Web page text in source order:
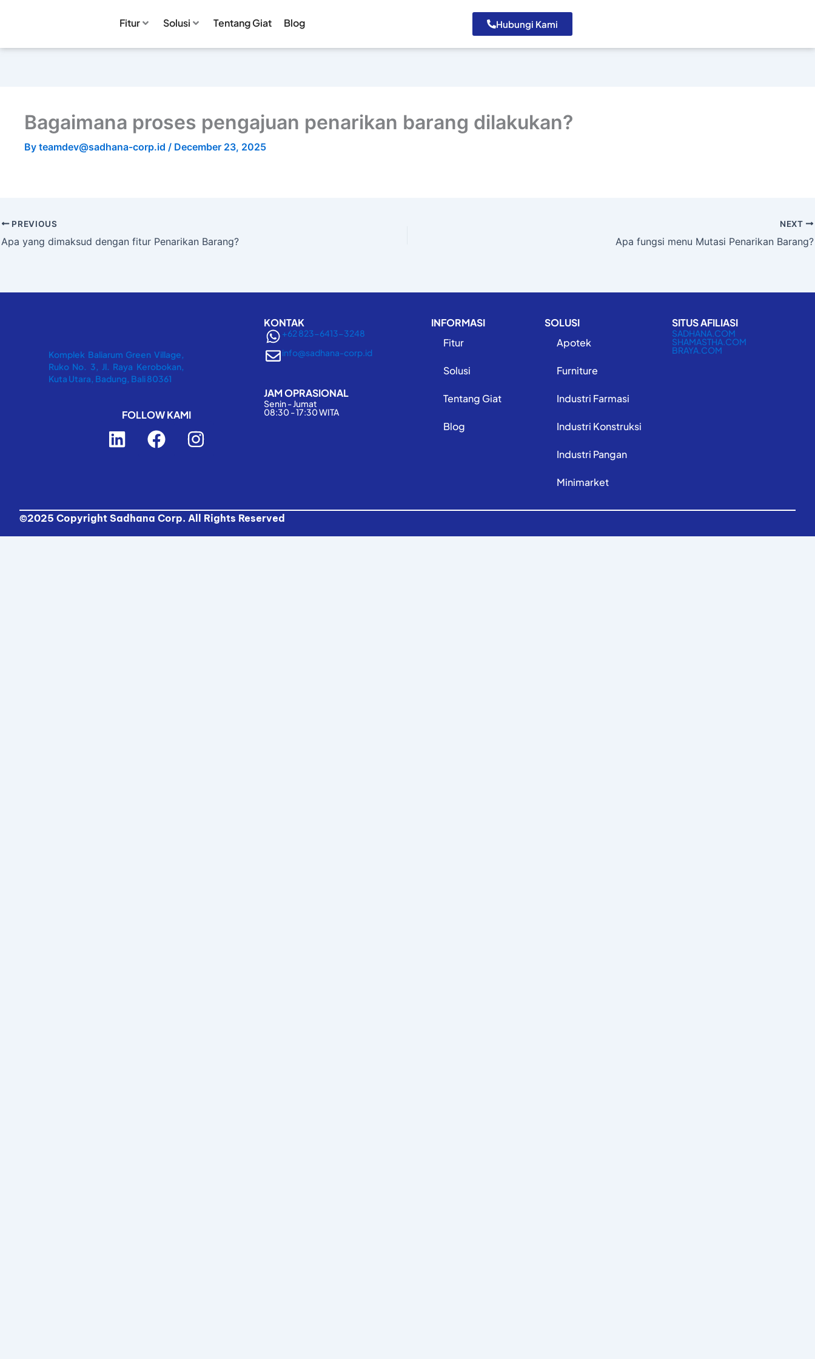
Fitur Solusi Tentang Giat Blog Hubungi Kami
Bagaimana proses pengajuan penarikan barang dilakukan?
By teamdev@sadhana-corp.id / December 23, 2025
PREVIOUS
Apa yang dimaksud dengan fitur Penarikan Barang?
NEXT
Apa fungsi menu Mutasi Penarikan Barang?
Komplek Baliarum Green Village,
Ruko No. 3, Jl. Raya Kerobokan,
Kuta Utara, Badung, Bali 80361
FOLLOW KAMI
L
i
d
i
F
a
o
o
I
n
g
r
KONTAK
+62 823-6413-3248
info@sadhana-corp.id
JAM OPRASIONAL
Senin - Jumat
08:30 - 17:30 WITA
INFORMASI
Fitur
Solusi
Tentang Giat
Blog
SOLUSI
Apotek
Furniture
Industri Farmasi
Industri Konstruksi
Industri Pangan
Minimarket
SITUS AFILIASI
SADHANA.COM
SHAMASTHA.COM
BRAYA.COM
©2025 Copyright Sadhana Corp. All Rights Reserved